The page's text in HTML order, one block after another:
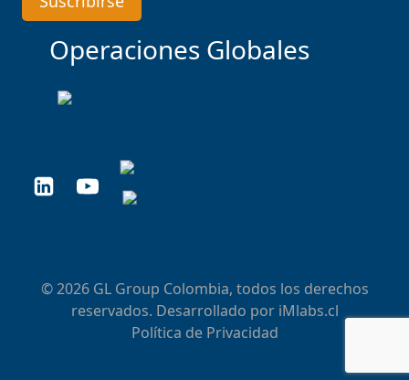
Operaciones Globales
© 2026 GL Group Colombia, todos los derechos
reservados. Desarrollado por iMlabs.cl
Política de Privacidad